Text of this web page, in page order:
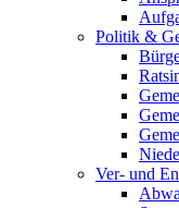
Politik &
Ver- und